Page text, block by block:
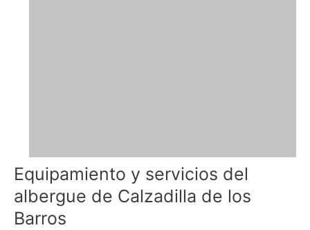
Equipamiento y servicios del
albergue de Calzadilla de los
Barros